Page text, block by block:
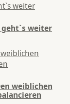
geht`s weiter
weiblichen